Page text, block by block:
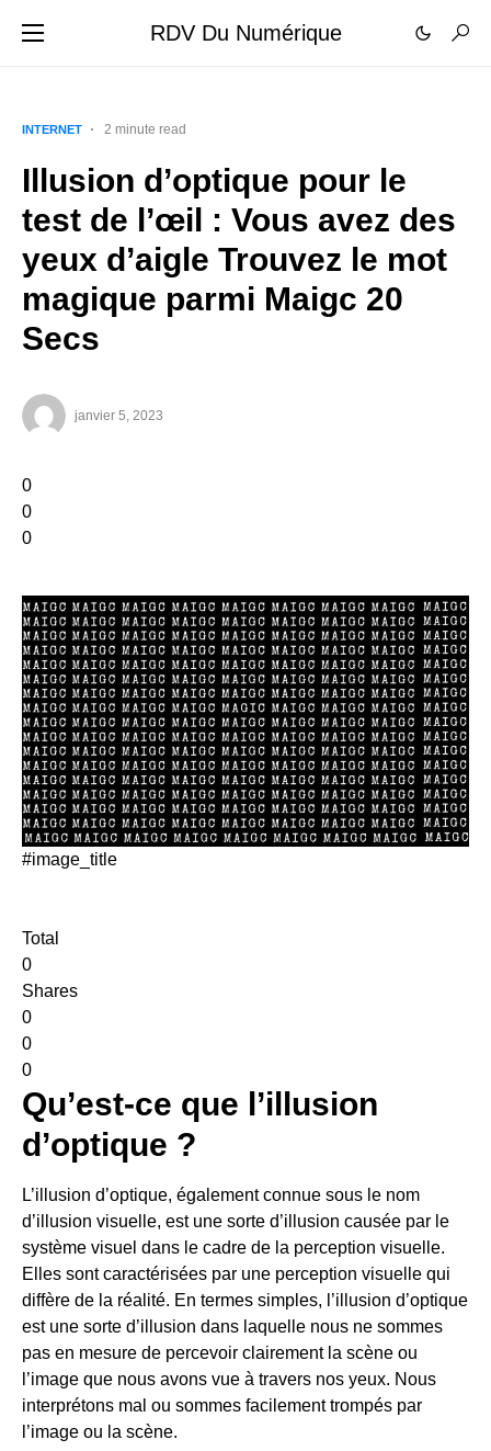
RDV Du Numérique
INTERNET 2 minute read
Illusion d’optique pour le
test de l’œil : Vous avez des
yeux d’aigle Trouvez le mot
magique parmi Maigc 20
Secs
janvier 5, 2023
0
0
0
#image_title
Total
0
Shares
0
0
0
Qu’est-ce que l’illusion
d’optique ?
L’illusion d’optique, également connue sous le nom
d’illusion visuelle, est une sorte d’illusion causée par le
système visuel dans le cadre de la perception visuelle.
Elles sont caractérisées par une perception visuelle qui
diffère de la réalité. En termes simples, l’illusion d’optique
est une sorte d’illusion dans laquelle nous ne sommes
pas en mesure de percevoir clairement la scène ou
l’image que nous avons vue à travers nos yeux. Nous
interprétons mal ou sommes facilement trompés par
l’image ou la scène.